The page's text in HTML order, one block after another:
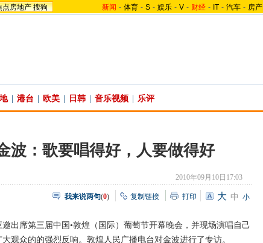
点房地产 搜狗 新闻 - 体育 - S - 娱乐 - V - 财经 - IT - 汽车 - 房产
港台 欧美 日韩 音乐视频 乐评
波：歌要唱得好，人要做得好
2010年09月10日17:03
我来说两句(0) 复制链接 打印 大 中 小
席第三届中国•敦煌（国际）葡萄节开幕晚会，并现场演唱自己
观众的的强烈反响。敦煌人民广播电台对金波进行了专访。